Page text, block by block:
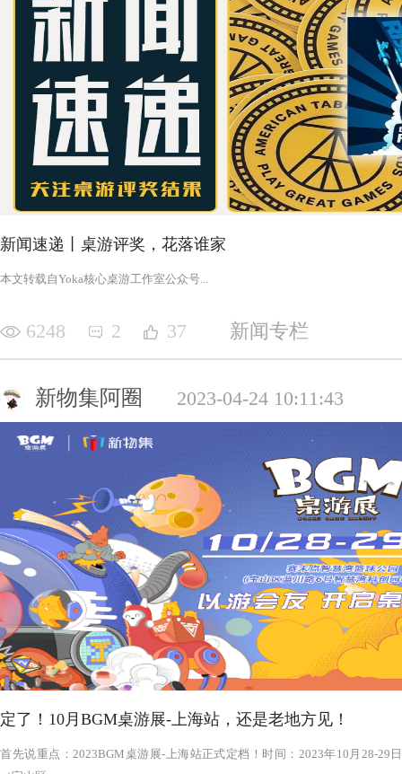
新闻速递丨桌游评奖，花落谁家
‍‍‍‍‍‍‍‍‍‍‍‍‍‍‍‍‍‍‍‍本文转载自Yoka核心桌游工作室公众号‍‍‍...
6248 2 37 新闻专栏
新物集阿圈 2023-04-24 10:11:43
定了！10月BGM桌游展-上海站，还是老地方见！
首先说重点：2023BGM桌游展-上海站正式定档！时间：2023年10月28-29